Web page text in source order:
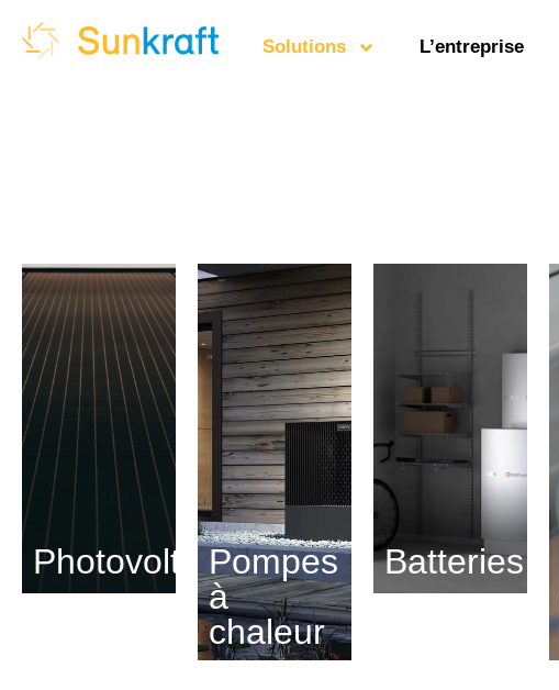
Solutions L’entreprise
PhotovoltaïquePompes
à
chaleur
Batteries